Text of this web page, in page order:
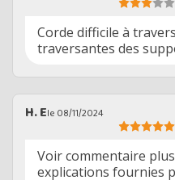
Corde difficile à
traversantes des
H. Ele 08/11/2024
Voir commentaire plus haut De
explications fournies